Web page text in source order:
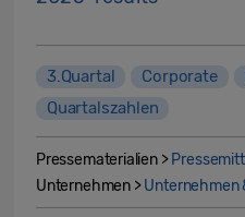
3.Quartal Corporate
Quartalszahlen
Pressematerialien >
Unternehmen >Unternehmen